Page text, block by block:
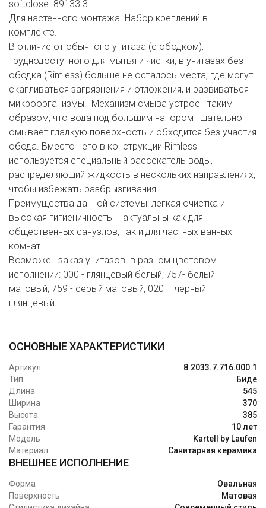
softclose 89133.3
Для настенного монтажа. Набор креплений в
комплекте.
В отличие от обычного унитаза (с ободком),
труднодоступного для мытья и чистки, в унитазах без
ободка (Rimless) больше не осталось места, где могут
скапливаться загрязнения и отложения, и развиваться
микроорганизмы. Механизм смыва устроен таким
образом, что вода под большим напором тщательно
омывает гладкую поверхность и обходится без участия
обода. Вместо него в конструкции Rimlеss
используется специальный рассекатель воды,
распределяющий жидкость в нескольких направлениях,
чтобы избежать разбрызгивания.
Преимущества данной системы: легкая очистка и
высокая гигиеничность – актуальны как для
общественных санузлов, так и для частных ванных
комнат.
Возможен заказ унитазов в разном цветовом
исполнении: 000 - глянцевый белый; 757- белый
матовый; 759 - серый матовый, 020 – черный
глянцевый
ОСНОВНЫЕ ХАРАКТЕРИСТИКИ
Артикул
8.2033.7.716.000.1
Тип
Биде
Длина
545
Ширина
370
Высота
385
Гарантия
10 лет
Модель
Kartell by Laufen
Материал
Санитарная керамика
ВНЕШНЕЕ ИСПОЛНЕНИЕ
Форма
Овальная
Поверхность
Матовая